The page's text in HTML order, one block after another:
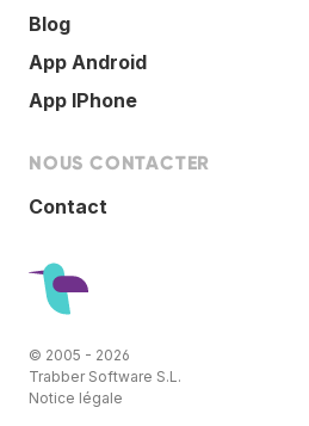
Blog
App Android
App IPhone
NOUS CONTACTER
Contact
© 2005 - 2026
Trabber Software S.L.
Notice légale